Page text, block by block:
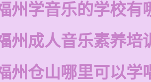
州学音乐的学校有
州成人音乐素养培
州仓山哪里可以学